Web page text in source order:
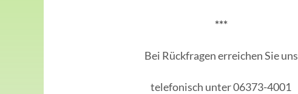
***
Bei Rückfragen erreichen Sie uns
telefonisch unter 06373-4001